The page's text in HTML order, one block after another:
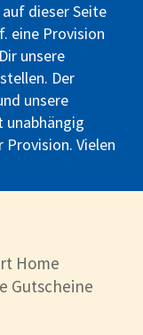
dieser Seite
eine Provision
unsere
Der
unsere
Vielen
Home
Gutscheine